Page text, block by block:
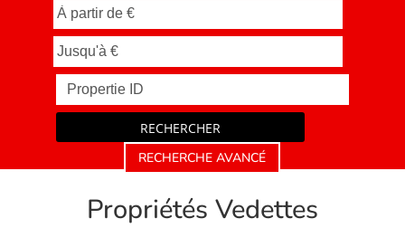
RECHERCHER
RECHERCHE AVANCÉ
Propriétés Vedettes